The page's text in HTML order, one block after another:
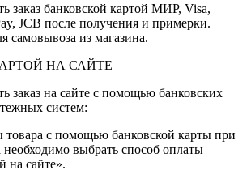
заказ банковской картой МИР, Visa,
JCB после получения и примерки.
самовывоза из магазина.
НА САЙТЕ
заказ на сайте с помощью банковских
систем:
товара с помощью банковской карты при
необходимо выбрать способ оплаты
на сайте».